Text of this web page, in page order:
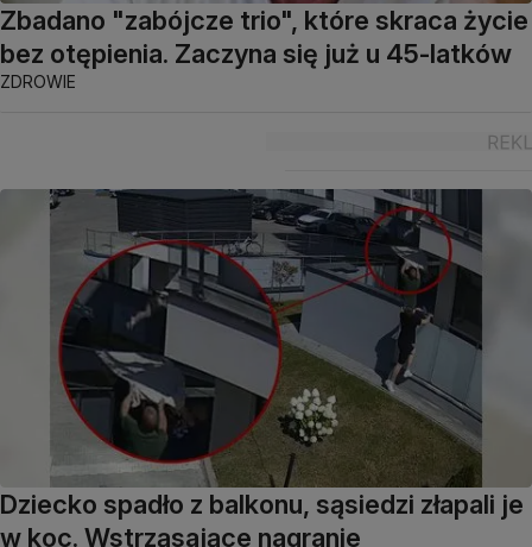
Zbadano "zabójcze trio", które skraca życie
bez otępienia. Zaczyna się już u 45-latków
ZDROWIE
Dziecko spadło z balkonu, sąsiedzi złapali je
w koc. Wstrząsające nagranie